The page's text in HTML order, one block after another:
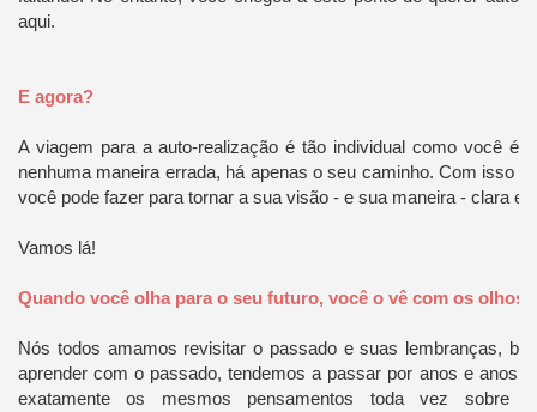
aqui.
E agora?
A viagem para a auto-realização é tão individual como você é.
nenhuma maneira errada, há apenas o seu caminho. Com isso
você pode fazer para tornar a sua visão - e sua maneira - clara e
Vamos lá!
Quando você olha para o seu futuro, você o vê com os olhos
Nós todos amamos revisitar o passado e suas lembranças,
aprender com o passado, tendemos a passar por anos e anos
exatamente os mesmos pensamentos toda vez sobre